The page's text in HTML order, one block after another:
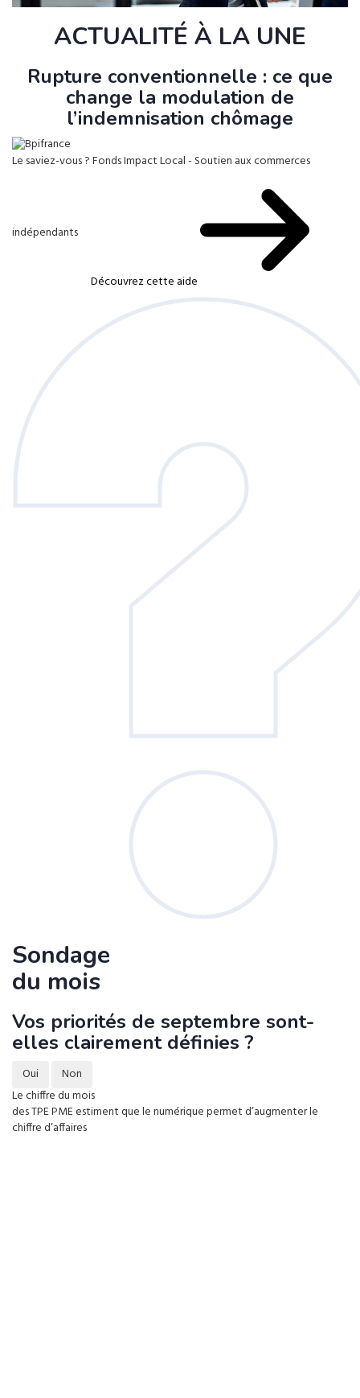
ACTUALITÉ À LA UNE
Rupture conventionnelle : ce que
change la modulation de
l’indemnisation chômage
Le saviez-vous ?Fonds Impact Local - Soutien aux commerces
indépendants
Découvrez cette aide
Sondage
du mois
Vos priorités de septembre sont-
elles clairement définies ?
Oui
Non
Le chiffre du mois
des TPE PME estiment que le numérique permet d’augmenter le
chiffre d’affaires